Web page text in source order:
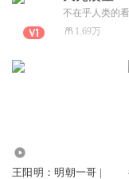
不在乎人类的看
1.69万
王阳明：明朝一哥 |